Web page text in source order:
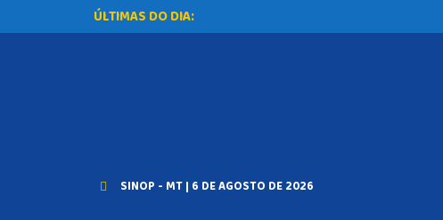
ÚLTIMAS DO DIA:
SINOP - MT | 6 DE AGOSTO DE 2026